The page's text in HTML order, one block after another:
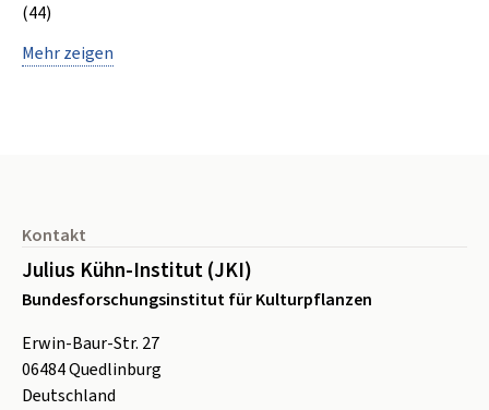
(44)
Mehr zeigen
Kontakt
Julius Kühn-Institut (JKI)
Bundesforschungsinstitut für Kulturpflanzen
Erwin-Baur-Str. 27
06484Quedlinburg
Deutschland